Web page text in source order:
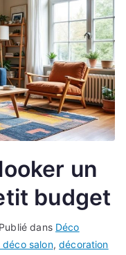
un
budget
Publié dans Déco
déco salon,décoration